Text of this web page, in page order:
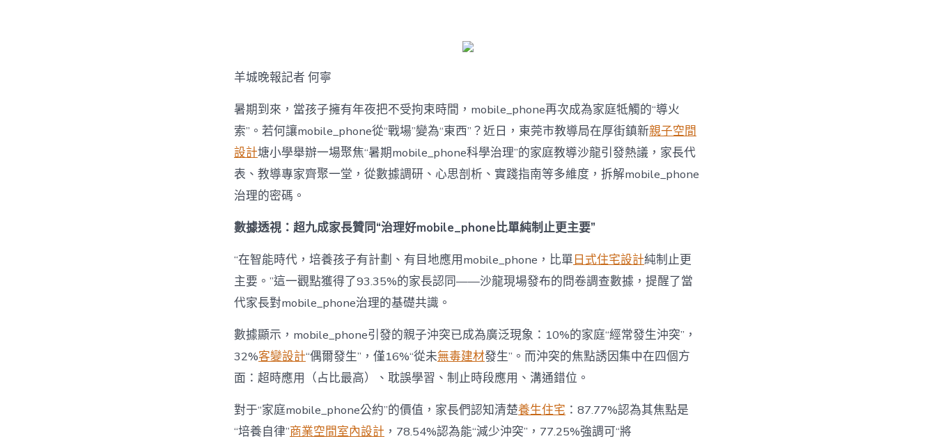
暑
期
難
題？
讓
mobilJIUYI
俱
意
設
計
成
為
“成
西”，
而
非
“家
庭
戰
場”〉
中
羊城晚報記者 何寧
暑期到來，當孩子擁有年夜把不受拘束時間，mobile_phone再次成為家庭牴觸的“導火
索”。若何讓mobile_phone從“戰場”變為“東西”？近日，東莞市教導局在厚街鎮新親子空間
設計塘小學舉辦一場聚焦“暑期mobile_phone科學治理”的家庭教導沙龍引發熱議，家長代
表、教導專家齊聚一堂，從數據調研、心思剖析、實踐指南等多維度，拆解mobile_phone
治理的密碼。
數據透視：超九成家長贊同“治理好mobile_phone比單純制止更主要”
“在智能時代，培養孩子有計劃、有目地應用mobile_phone，比單日式住宅設計純制止更
主要。”這一觀點獲得了93.35%的家長認同——沙龍現場發布的問卷調查數據，提醒了當
代家長對mobile_phone治理的基礎共識。
數據顯示，mobile_phone引發的親子沖突已成為廣泛現象：10%的家庭“經常發生沖突”，
32%客變設計“偶爾發生”，僅16%“從未無毒建材發生”。而沖突的焦點誘因集中在四個方
面：超時應用（占比最高）、耽誤學習、制止時段應用、溝通錯位。
對于“家庭mobile_phone公約”的價值，家長們認知清楚養生住宅 ：87.77%認為其焦點是
“培養自律”商業空間室內設計 ，78.54%認為能“減少沖突”，77.25%強調可“將